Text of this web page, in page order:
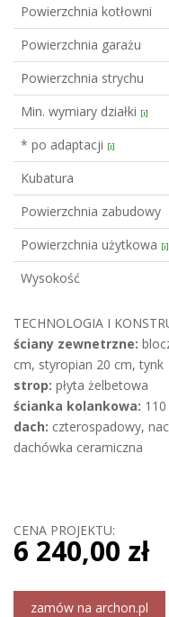
Powierzchnia kotłowni
Powierzchnia garażu
Powierzchnia strychu
Min. wymiary działki [i]
* po adaptacji [i]
Kubatura
Powierzchnia zabudowy
Powierzchnia użytkowa [i]
Wysokość
TECHNOLOGIA I
ściany zewnetrzne:
cm, styropian 20 cm, tynk
strop: płyta żelbetowa
ścianka kolankowa:
dach: czterospadowy,
dachówka ceramiczna
CENA PROJEKTU:
6 240,00 zł
zamów na archon.pl